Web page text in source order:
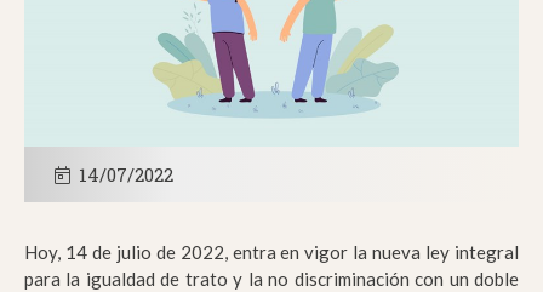
14/07/2022
Hoy, 14 de julio de 2022, entra en vigor la nueva ley integral
para la igualdad de trato y la no discriminación con un doble